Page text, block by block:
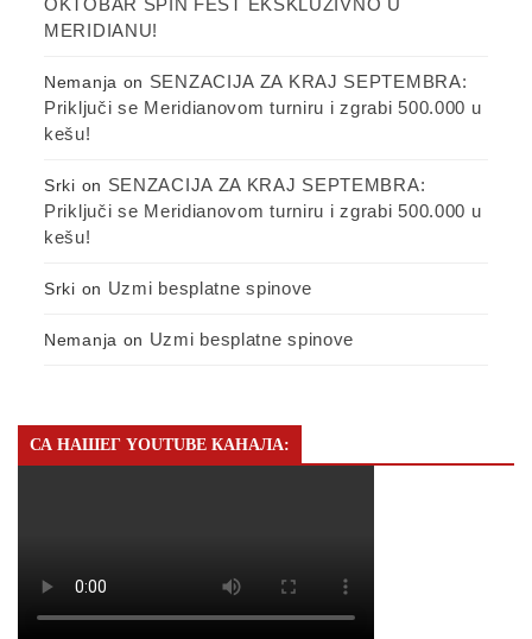
MERIDIANU!
Nemanja on SENZACIJA ZA KRAJ SEPTEMBRA:
Priključi se Meridianovom turniru i zgrabi 500.000 u
kešu!
Srki on SENZACIJA ZA KRAJ SEPTEMBRA:
Priključi se Meridianovom turniru i zgrabi 500.000 u
kešu!
Srki on Uzmi besplatne spinove
Nemanja on Uzmi besplatne spinove
СА НАШЕГ YOUTUBE КАНАЛА: